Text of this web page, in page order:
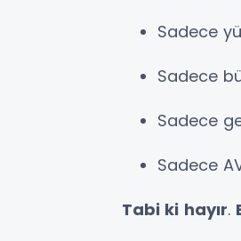
Sadece
Sadece
Sadece
Sadece
Tabi ki hayır.